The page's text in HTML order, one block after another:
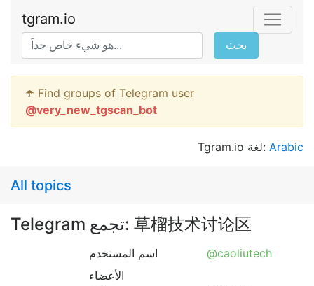
tgram.io
بحث
☂️ Find groups of Telegram user
@very_new_tgscan_bot
Tgram.io لغة: Arabic
All topics
Telegram تجمع: 草榴技术讨论区
اسم المستخدم
@caoliutech
الأعضاء